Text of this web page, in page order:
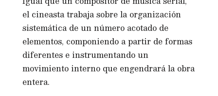
el cineasta trabaja sobre la organización
sistemática de un número acotado de
elementos, componiendo a partir de formas
diferentes e instrumentando un
movimiento interno que engendrará la obra
entera.